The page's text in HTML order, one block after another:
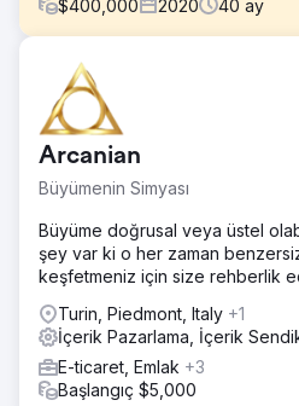
$400,000 2020 40 ay
Meydan Okuma
Asıl zorluk, eğitim platformu için
artırmaktı. Nişin son derece
asıl amacımız, minimum
müşteriler için nasıl sonuç
bulmaktı.
Çözüm
Ayrıntılı araştırma ve
getirebilecek daha az rekabetçi
bulduk ve müşteriyi bunlara
yaradı ve daha fazla anahtar
yapıp tüm ana anahtar kelime
ulaşmayı başardık.
Sonuç
Arcanian
Büyümenin Simyası
Büyüme doğrusal veya üstel
şey var ki o her zaman
keşfetmeniz için size rehberlik
Turin, Piedmont, Italy +1
İçerik Pazarlama, İçerik
E-ticaret, Emlak +3
Başlangıç $5,000